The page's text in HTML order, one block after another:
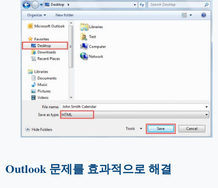
Outlook 문제를 효과적으로 해결